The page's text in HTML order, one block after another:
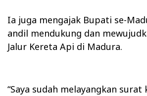
Ia juga mengajak Bupati se-
andil mendukung dan
Jalur Kereta Api di Madura.
“Saya sudah melayangkan